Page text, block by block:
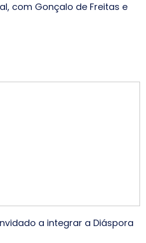
com Gonçalo de Freitas e
a integrar a Diáspora